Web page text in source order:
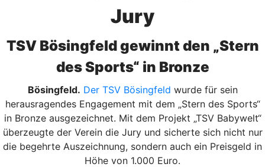
Jury
TSV Bösingfeld gewinnt den „Stern
des Sports“ in Bronze
Bösingfeld. Der TSV Bösingfeld wurde für sein
herausragendes Engagement mit dem „Stern des Sports“
in Bronze ausgezeichnet. Mit dem Projekt „TSV Babywelt“
überzeugte der Verein die Jury und sicherte sich nicht nur
die begehrte Auszeichnung, sondern auch ein Preisgeld in
Höhe von 1.000 Euro.